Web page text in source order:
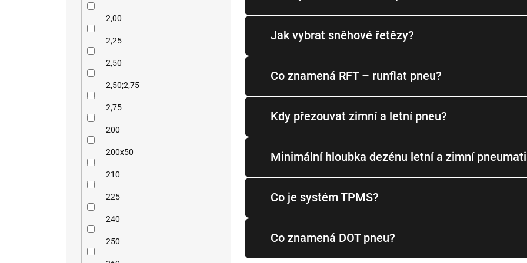
2,00
2,25
2,50
2,50;2,75
2,75
200
200x50
210
225
240
250
Jak vybrat sněhové řetězy?
Co znamená RFT – runflat pneu?
Kdy přezouvat zimní a letní pneu?
Minimální hloubka dezénu letní a zimní
Co je systém TPMS?
Co znamená DOT pneu?